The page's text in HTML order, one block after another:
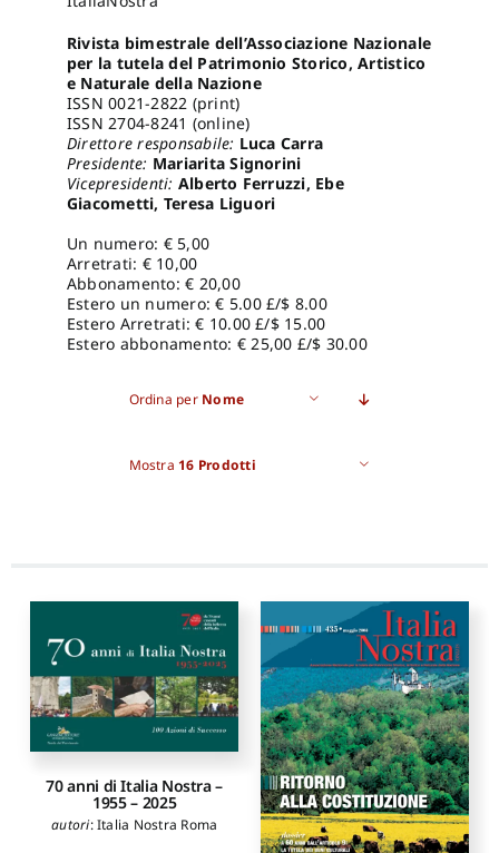
Rivista bimestrale dell’Associazione Nazionale
per la tutela del Patrimonio Storico, Artistico
e Naturale della Nazione
ISSN 0021-2822 (print)
ISSN 2704-8241 (online)
Direttore responsabile: Luca Carra
Presidente: Mariarita Signorini
Vicepresidenti: Alberto Ferruzzi, Ebe
Giacometti, Teresa Liguori
Un numero: € 5,00
Arretrati: € 10,00
Abbonamento: € 20,00
Estero un numero: € 5.00 £/$ 8.00
Estero Arretrati: € 10.00 £/$ 15.00
Estero abbonamento: € 25,00 £/$ 30.00
Ordina per Nome
Mostra 16 Prodotti
70 anni di Italia Nostra –
1955 – 2025
autori:Italia Nostra Roma